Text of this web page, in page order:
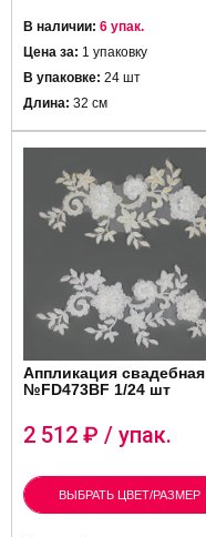
В наличии: 6 упак.
Цена за: 1 упаковку
В упаковке: 24 шт
Длина: 32 см
Аппликация свадебная
№FD473BF 1/24 шт
2 512 ₽ / упак.
ВЫБРАТЬ ЦВЕТ/РАЗМЕР